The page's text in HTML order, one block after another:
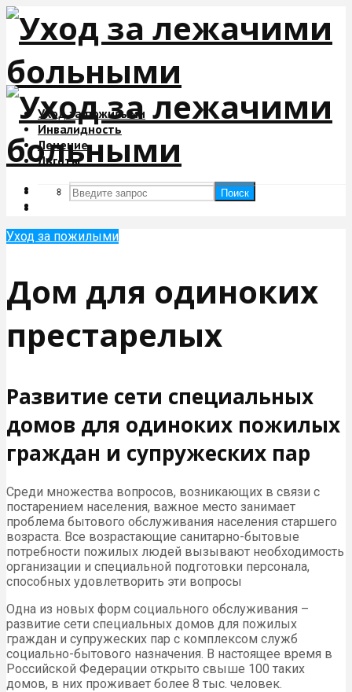
Уход за пожилыми
Инвалидность
Лечение
Льготы
Поиск
Поиск
Уход за пожилыми
Дом для одиноких
престарелых
Развитие сети специальных
домов для одиноких пожилых
граждан и супружеских пар
Среди множества вопросов, возникающих в связи с
постарением населения, важное место занимает
проблема бытового обслуживания населения старшего
возраста. Все возрастающие санитарно-бытовые
потребности пожилых людей вызывают необходимость
организации и специальной подготовки персонала,
способных удовлетворить эти вопросы
Одна из новых форм социального обслуживания –
развитие сети специальных домов для пожилых
граждан и супружеских пар с комплексом служб
социально-бытового назначения. В настоящее время в
Российской Федерации открыто свыше 100 таких
домов, в них проживает более 8 тыс. человек.